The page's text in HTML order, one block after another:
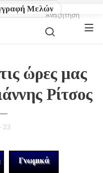
Μελών
Αναζήτηση
ώρες μας
Ρίτσος
23
Γνωμικά